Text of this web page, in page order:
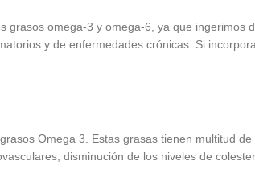
grasos omega-3 y omega-6, ya que ingerimos
y de enfermedades crónicas. Si
Omega 3. Estas grasas tienen multitud
disminución de los niveles de